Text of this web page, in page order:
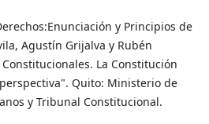
y Principios de
Agustín Grijalva y Rubén
La Constitución
Quito: Ministerio de
y Tribunal Constitucional.